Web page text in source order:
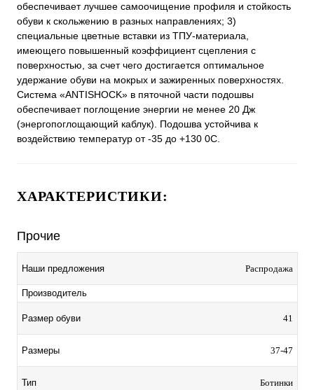
обеспечивает лучшее самоочищение профиля и стойкость
обуви к скольжению в разных направлениях; 3)
специальные цветные вставки из ТПУ-материала,
имеющего повышенный коэффициент сцепления с
поверхностью, за счет чего достигается оптимальное
удержание обуви на мокрых и зажиренных поверхностях.
Система «ANTISHOCK» в пяточной части подошвы
обеспечивает поглощение энергии не менее 20 Дж
(энергопоглощающий каблук). Подошва устойчива к
воздействию температур от -35 до +130 0C.
ХАРАКТЕРИСТИКИ:
Прочие
Наши предложения Распродажа
Производитель
Размер обуви 41
Размеры 37-47
Тип Ботинки